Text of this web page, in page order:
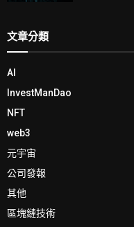
文章分類
AI
InvestManDao
NFT
web3
元宇宙
公司發報
其他
區塊鏈技術